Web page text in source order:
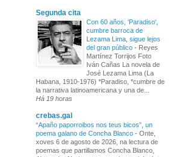
Segunda cita
Con 60 años, 'Paradiso',
cumbre barroca de
Lezama Lima, sigue lejos
del gran público - Reyes
Martínez Torrijos Foto
Iván Cañas La novela de
José Lezama Lima (La
Habana, 1910-1976) *Paradiso, *cumbre de
la narrativa latinoamericana y una de...
Há 19 horas
crebas.gal
“Apaño paporroibos nos teus bicos”, un
poema galano de Concha Blanco - Onte,
xoves 6 de agosto de 2026, na lectura de
poemas que partillamos Concha Blanco,